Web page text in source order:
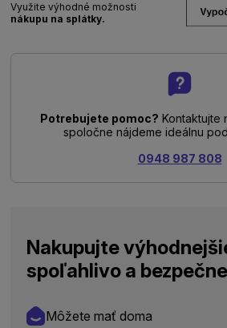
Využite výhodné možnosti
nákupu na splátky.
Potrebujete pomoc? Kontaktujte
spoločne nájdeme ideálnu
0948 987 808
Nakupujte
spoľahlivo a bezpečne
Môžete mať doma